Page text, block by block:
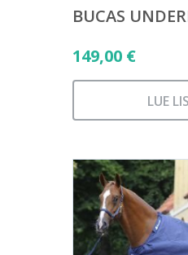
BUCAS
149,00 €
LUE